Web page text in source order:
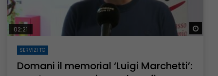
02:21
SERVIZI TG
Domani il memorial ‘Luigi Marchetti’: